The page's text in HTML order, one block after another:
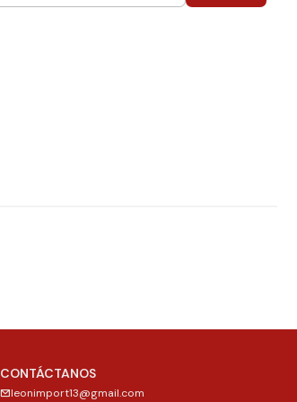
CONTÁCTANOS
leonimport13@gmail.com